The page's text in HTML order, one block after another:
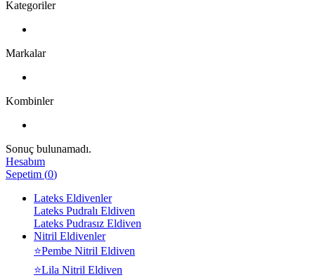
Kategoriler
Markalar
Kombinler
Sonuç bulunamadı.
Hesabım
Sepetim (0)
Lateks Eldivenler
Lateks Pudralı Eldiven
Lateks Pudrasız Eldiven
Nitril Eldivenler
⭐Pembe Nitril Eldiven
⭐Lila Nitril Eldiven